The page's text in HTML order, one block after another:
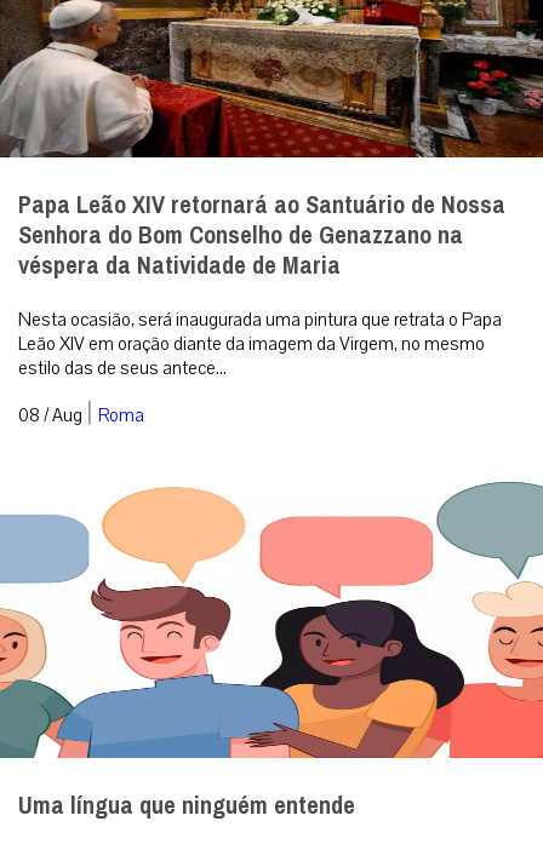
Papa Leão XIV retornará ao Santuário de Nossa
Senhora do Bom Conselho de Genazzano na
véspera da Natividade de Maria
Nesta ocasião, será inaugurada uma pintura que retrata o Papa
Leão XIV em oração diante da imagem da Virgem, no mesmo
estilo das de seus antece...
08 / Aug | Roma
Uma língua que ninguém entende